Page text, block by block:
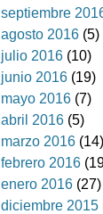
septiembre
agosto 2016 (5)
julio 2016 (10)
junio 2016 (19)
mayo 2016 (7)
abril 2016 (5)
marzo 2016 (14)
febrero 2016
enero 2016 (27)
diciembre 2015